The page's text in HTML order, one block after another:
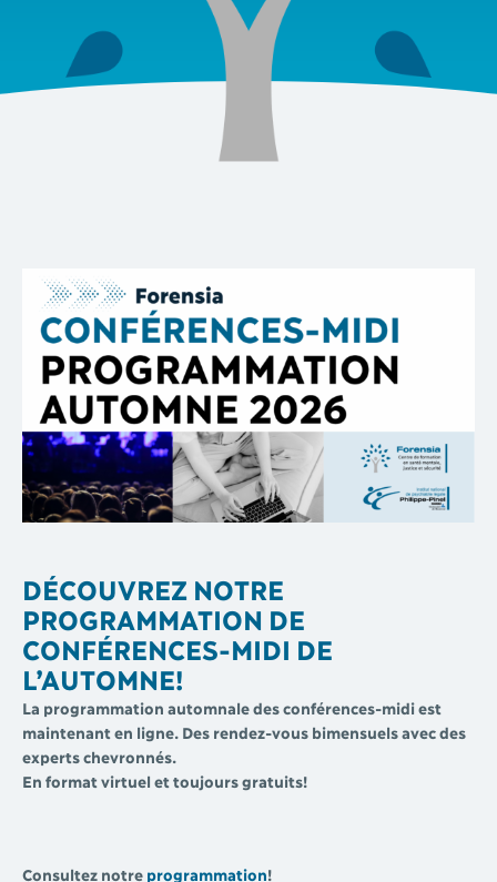
DÉCOUVREZ NOTRE
PROGRAMMATION DE
CONFÉRENCES-MIDI DE
L’AUTOMNE!
La programmation automnale des conférences-midi est
maintenant en ligne. Des rendez-vous bimensuels avec des
experts chevronnés.
En format virtuel et toujours gratuits!
Consultez notre programmation!